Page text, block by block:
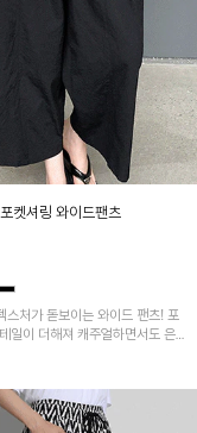
켓셔링 와이드팬츠
스처가 돋보이는 와이드 팬츠! 포
일이 더해져 캐주얼하면서도 은은
적한 착용감으로 여름철 데일리
활용하기 좋아요~